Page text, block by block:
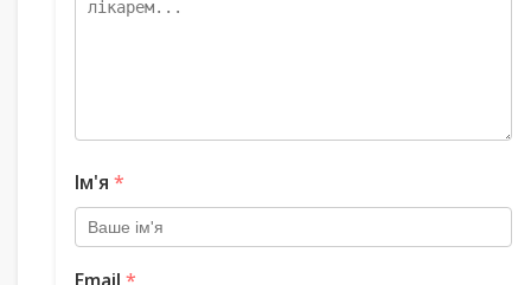
Ім'я *